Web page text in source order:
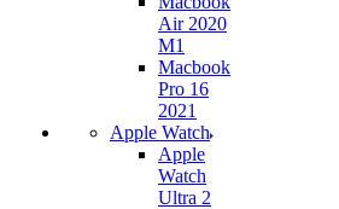
Air 2020
M1
Macbook
Pro 16
2021
Apple Watch
Apple
Watch
Ultra 2